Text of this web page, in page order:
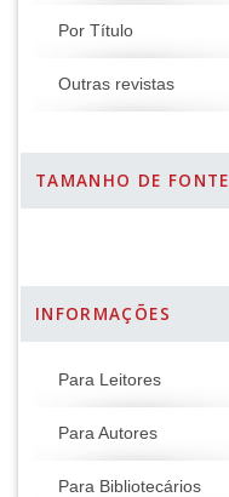
Por Título
Outras revistas
TAMANHO DE FONTE
INFORMAÇÕES
Para Leitores
Para Autores
Para Bibliotecários